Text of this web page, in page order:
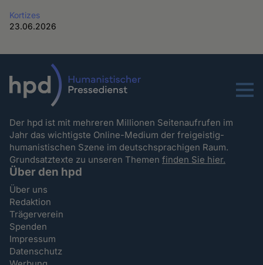
Kortizes
23.06.2026
Menu
Der hpd ist mit mehreren Millionen Seitenaufrufen im
Jahr das wichtigste Online-Medium der freigeistig-
humanistischen Szene im deutschsprachigen Raum.
Grundsatztexte zu unseren Themenfinden Sie hier.
Über den hpd
Über uns
Redaktion
Trägerverein
Spenden
Impressum
Datenschutz